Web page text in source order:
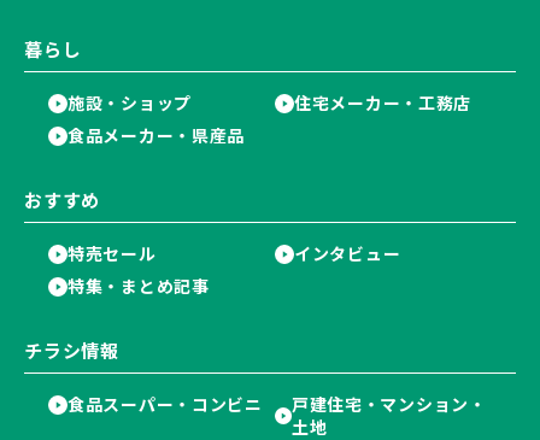
暮らし
施設・ショップ
住宅メーカー・工務店
食品メーカー・県産品
おすすめ
特売セール
インタビュー
特集・まとめ記事
チラシ情報
食品スーパー・コンビニ
戸建住宅・マンション・
土地